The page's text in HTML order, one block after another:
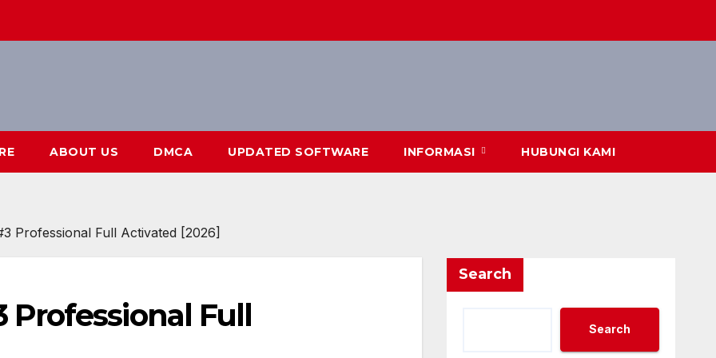
ABOUT US DMCA UPDATED SOFTWARE INFORMASI HUBUNGI KAMI
Professional Full Activated [2026]
Professional Full
Search
Search